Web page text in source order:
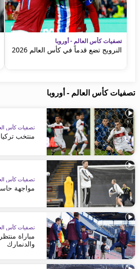
تصفيات كأس العالم - أوروبا
النرويج تضع قدماً في كأس العالم 2026
تصفيات كأس العالم - أوروبا
تصفيات كأس
منتخب تركيا
تصفيات كأس
مواجهة
تصفيات كأس
مباراة
والدنمارك